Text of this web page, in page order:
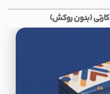
کارتی (بدون روکش)